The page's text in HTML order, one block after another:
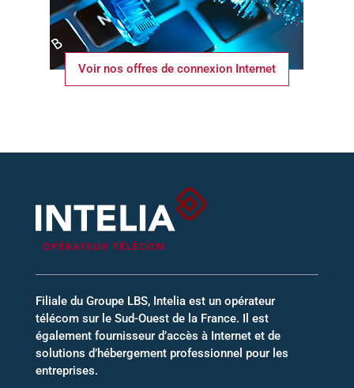
Voir nos offres de connexion Internet
Filiale du Groupe LBS, Intelia est un opérateur
télécom sur le Sud-Ouest de la France. Il est
également fournisseur d’accès à Internet et de
solutions d’hébergement professionnel pour les
entreprises.